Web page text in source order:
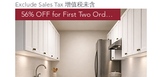
1
S
Exclude Sales Tax 增值税未含
56% OFF for First Two Order!